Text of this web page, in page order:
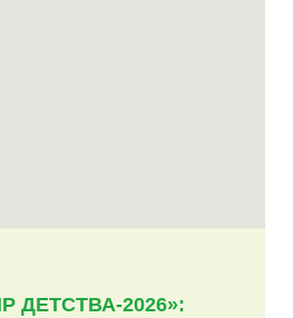
ДЕТСТВА-2026»: